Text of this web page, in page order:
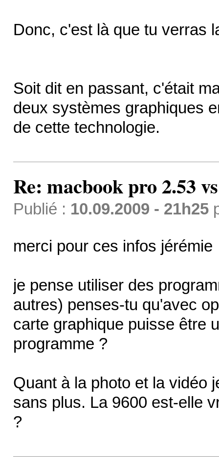
Donc, c'est là que tu verras
Soit dit en passant, c'était
deux systèmes graphiques
de cette technologie.
Re: macbook pro 2.53
Publié : 10.09.2009 - 21h25
merci pour ces infos jérémie
je pense utiliser des
autres) penses-tu qu'avec
carte graphique puisse être
programme ?
Quant à la photo et la vidéo
sans plus. La 9600 est-elle
?